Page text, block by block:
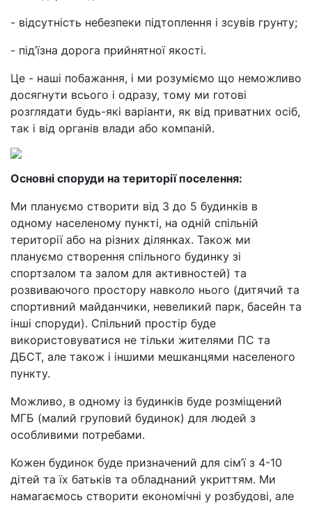
- відсутність небезпеки підтоплення і зсувів грунту;
- під’їзна дорога прийнятної якості.
Це - наші побажання, і ми розуміємо що неможливо
досягнути всього і одразу, тому ми готові
розглядати будь-які варіанти, як від приватних осіб,
так і від органів влади або компаній.
Основні споруди на території поселення:
Ми плануємо створити від 3 до 5 будинків в
одному населеному пункті, на одній спільній
території або на різних ділянках. Також ми
плануємо створення спільного будинку зі
спортзалом та залом для активностей) та
розвиваючого простору навколо нього (дитячий та
спортивний майданчики, невеликий парк, басейн та
інші споруди). Спільний простір буде
використовуватися не тільки жителями ПС та
ДБСТ, але також і іншими мешканцями населеного
пункту.
Можливо, в одному із будинків буде розміщений
МГБ (малий груповий будинок) для людей з
особливими потребами.
Кожен будинок буде призначений для сім’ї з 4-10
дітей та їх батьків та обладнаний укриттям. Ми
намагаємось створити економічні у розбудові, але